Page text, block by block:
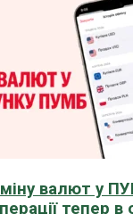
валют у
тепер в